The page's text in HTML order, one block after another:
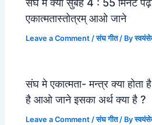
एकात्मतास्तोत्रम् आओ जाने
Leave a Comment /संघ गीत/ By
संघ मे एकात्मता- मन्त्र क्या होता
है आओ जाने इसका अर्थ क्या है ?
Leave a Comment /संघ गीत/ By